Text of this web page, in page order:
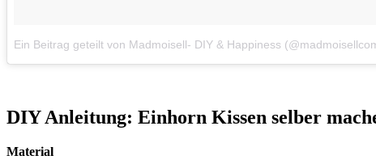
Ein Beitrag geteilt von Madmoisell- DIY & Happiness
DIY Anleitung: Einhorn Kissen selber
Material